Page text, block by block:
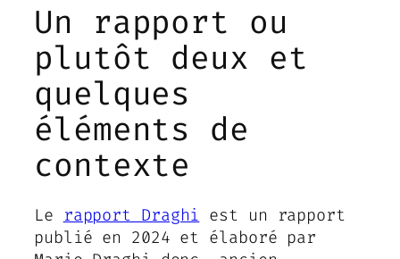
Un rapport ou
plutôt deux et
quelques
éléments de
contexte
Le rapport Draghi est un rapport
publié en 2024 et élaboré par